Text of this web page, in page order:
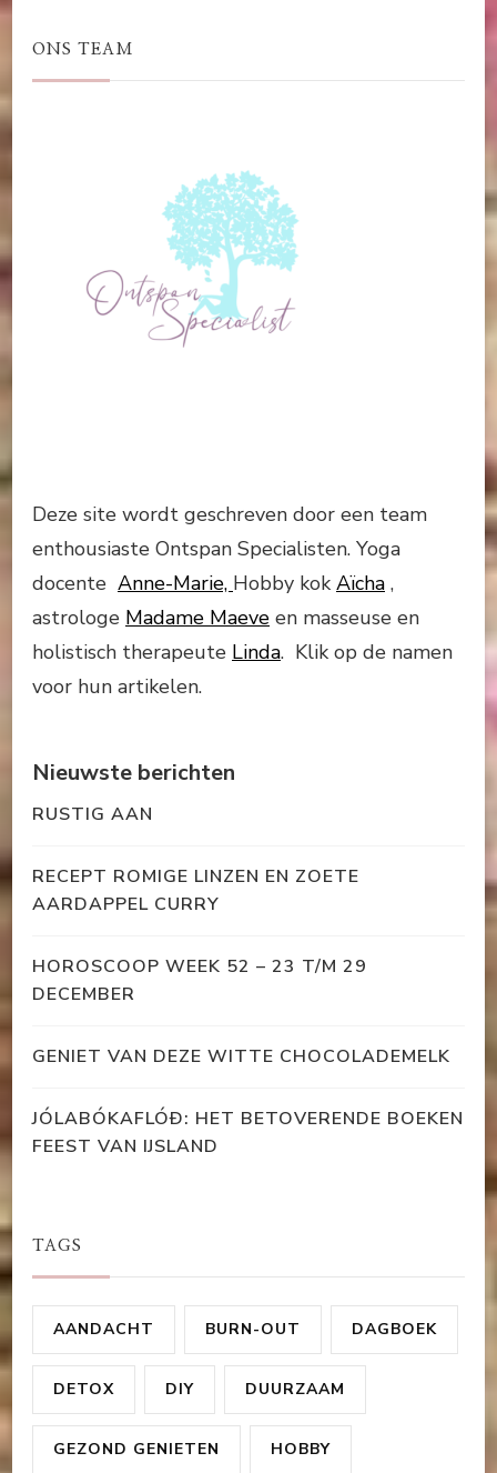
ONS TEAM
Deze site wordt geschreven door een team
enthousiaste Ontspan Specialisten. Yoga
docente Anne-Marie, Hobby kok Aïcha ,
astrologe Madame Maeve en masseuse en
holistisch therapeute Linda. Klik op de namen
voor hun artikelen.
Nieuwste berichten
RUSTIG AAN
RECEPT ROMIGE LINZEN EN ZOETE
AARDAPPEL CURRY
HOROSCOOP WEEK 52 – 23 T/M 29
DECEMBER
GENIET VAN DEZE WITTE CHOCOLADEMELK
JÓLABÓKAFLÓÐ: HET BETOVERENDE BOEKEN
FEEST VAN IJSLAND
TAGS
AANDACHT BURN-OUT DAGBOEK
DETOX DIY DUURZAAM
GEZOND GENIETEN HOBBY